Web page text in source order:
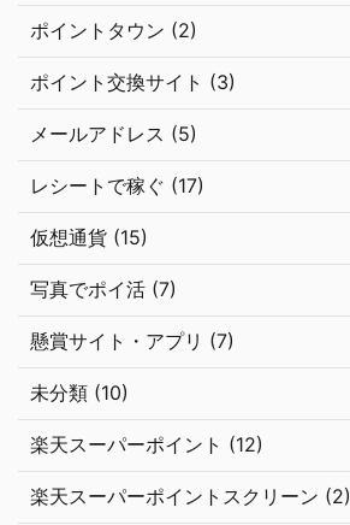
ポイントタウン (2)
ポイント交換サイト (3)
メールアドレス (5)
レシートで稼ぐ (17)
仮想通貨 (15)
写真でポイ活 (7)
懸賞サイト・アプリ (7)
未分類 (10)
楽天スーパーポイント (12)
楽天スーパーポイントスクリーン (2)